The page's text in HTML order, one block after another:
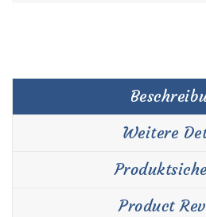
Weitere
Product